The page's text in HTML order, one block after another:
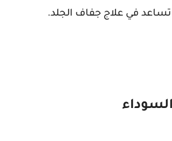
تساعد في علاج جفاف الجلد.